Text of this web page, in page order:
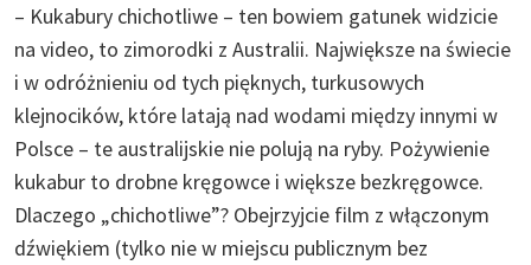
– Kukabury chichotliwe – ten bowiem gatunek widzicie
na video, to zimorodki z Australii. Największe na świecie
i w odróżnieniu od tych pięknych, turkusowych
klejnocików, które latają nad wodami między innymi w
Polsce – te australijskie nie polują na ryby. Pożywienie
kukabur to drobne kręgowce i większe bezkręgowce.
Dlaczego „chichotliwe”? Obejrzyjcie film z włączonym
dźwiękiem (tylko nie w miejscu publicznym bez